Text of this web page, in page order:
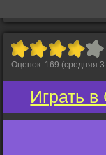
Оценок: 169 (средняя
Играть